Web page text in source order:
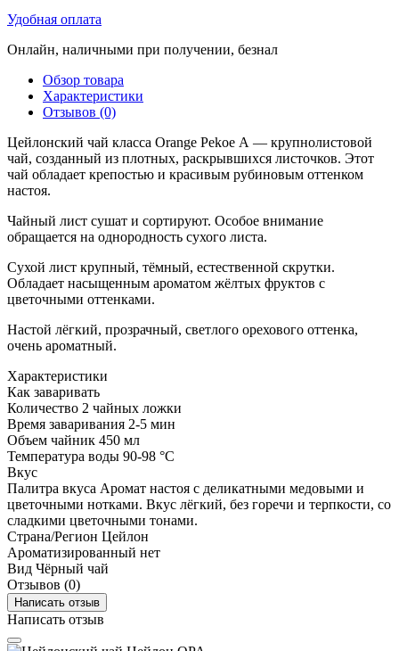
Удобная оплата
Онлайн, наличными при получении, безнал
Обзор товара
Характеристики
Отзывов (0)
Цейлонский чай класса Orange Pekoe А — крупнолистовой
чай, созданный из плотных, раскрывшихся листочков. Этот
чай обладает крепостью и красивым рубиновым оттенком
настоя.
Чайный лист сушат и сортируют. Особое внимание
обращается на однородность сухого листа.
Сухой лист крупный, тёмный, естественной скрутки.
Обладает насыщенным ароматом жёлтых фруктов с
цветочными оттенками.
Настой лёгкий, прозрачный, светлого орехового оттенка,
очень ароматный.
Характеристики
Как заваривать
Количество 2 чайных ложки
Время заваривания 2-5 мин
Объем чайник 450 мл
Температура воды 90-98 °C
Вкус
Палитра вкуса Аромат настоя с деликатными медовыми и
цветочными нотками. Вкус лёгкий, без горечи и терпкости, со
сладкими цветочными тонами.
Страна/Регион Цейлон
Ароматизированный нет
Вид Чёрный чай
Отзывов (0)
Написать отзыв
Написать отзыв